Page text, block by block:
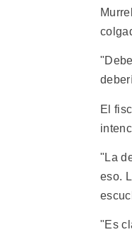
El
"La
eso.
"Es